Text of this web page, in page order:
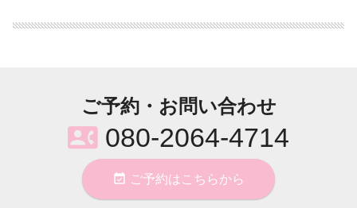
ご予約・お問い合わせ
contact_phone 080-2064-4714
event_available ご予約はこちらから